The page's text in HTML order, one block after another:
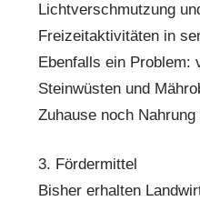
Lichtverschmutzung
Freizeitaktivitäten in
Ebenfalls ein Problem:
Steinwüsten und
Zuhause noch Nahrung
3. Fördermittel
Bisher erhalten